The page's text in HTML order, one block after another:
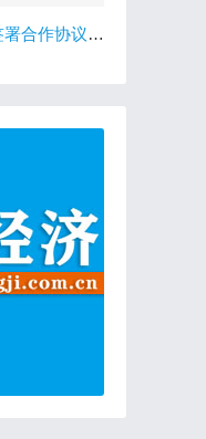
进军飞行汽车领域